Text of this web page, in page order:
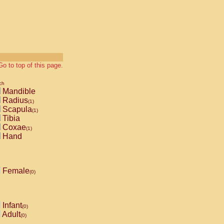
to top of this page.
Mandible
Radius(1)
Scapula(1)
Tibia
Coxae(1)
Hand
Female(0)
Infant(0)
Adult(0)